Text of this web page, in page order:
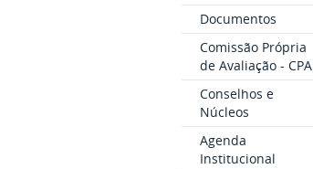
Documentos
Comissão Própria
de Avaliação - CPA
Conselhos e
Núcleos
Agenda
Institucional